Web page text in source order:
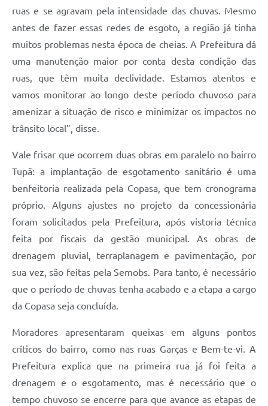
ruas e se agravam pela intensidade das chuvas. Mesmo
antes de fazer essas redes de esgoto, a região já tinha
muitos problemas nesta época de cheias. A Prefeitura dá
uma manutenção maior por conta desta condição das
ruas, que têm muita declividade. Estamos atentos e
vamos monitorar ao longo deste período chuvoso para
amenizar a situação de risco e minimizar os impactos no
trânsito local”, disse.
Vale frisar que ocorrem duas obras em paralelo no bairro
Tupã: a implantação de esgotamento sanitário é uma
benfeitoria realizada pela Copasa, que tem cronograma
próprio. Alguns ajustes no projeto da concessionária
foram solicitados pela Prefeitura, após vistoria técnica
feita por fiscais da gestão municipal. As obras de
drenagem pluvial, terraplanagem e pavimentação, por
sua vez, são feitas pela Semobs. Para tanto, é necessário
que o período de chuvas tenha acabado e a etapa a cargo
da Copasa seja concluída.
Moradores apresentaram queixas em alguns pontos
críticos do bairro, como nas ruas Garças e Bem-te-vi. A
Prefeitura explica que na primeira rua já foi feita a
drenagem e o esgotamento, mas é necessário que o
tempo chuvoso se encerre para que avance as etapas de